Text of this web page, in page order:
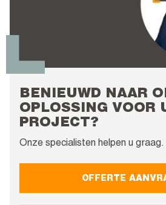
BENIEUWD NAAR
OPLOSSING VOOR
PROJECT?
Onze specialisten helpen u graag.
OFFERTE